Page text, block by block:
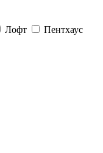
Лофт Пентхаус